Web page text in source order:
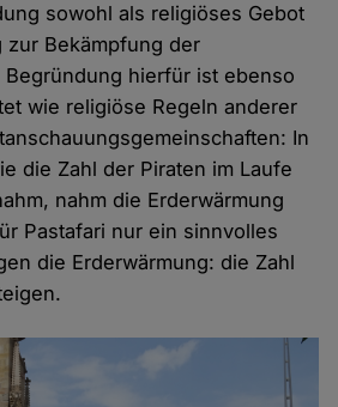
sowohl als religiöses Gebot
zur Bekämpfung der
Begründung hierfür ist ebenso
wie religiöse Regeln anderer
In
die Zahl der Piraten im Laufe
nahm die Erderwärmung
Pastafari nur ein sinnvolles
die Erderwärmung: die Zahl